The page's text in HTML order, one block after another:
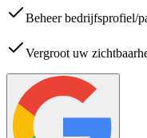
Beheer bedrijfsprofiel/
Vergroot uw